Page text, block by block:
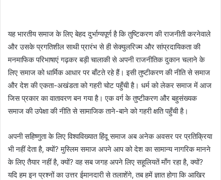
यह भारतीय समाज के लिए बेहद दुर्भाग्यपूर्ण है कि तुष्टिकरण की राजनीती करनेवाले
और उसके प्रगतिशील साथी प्रारंभ से ही सेक्युलरिज्म और सांप्रदायिकता की
मनमाफिक परिभाषाएं गढ़कर बड़ी चालाकी से अपनी राजनीतिक दुकान चलाने के
लिए समाज को धार्मिक आधार पर बाँटते रहे हैं। इसी तुष्टीकरण की नीति से समाज
और देश की एकता-अखंडता को गहरी चोट पहुँची है। धर्म को लेकर समाज में आज
जिस प्रकार का वातावरण बन गया है। एक वर्ग के तुष्टीकरण और बहुसंख्यक
समाज की उपेक्षा की नीति से सामाजिक ताने-बाने को गहरी क्षति पहुँची है।
अपनी सहिष्णुता के लिए विश्वविख्यात हिंदू समाज अब अनेक अवसर पर प्रतिक्रिया
भी नहीं देता है, क्यों? मुस्लिम समाज अपने आप को देश का सामान्य नागरिक मानने
के लिए तैयार नहीं है, क्यों? वह सब जगह अपने लिए सहूलियतें माँग रहा है, क्यों?
यदि हम इन प्रश्नों का उत्तर ईमानदारी से तलाशेंगे, तब हमें ज्ञात होगा कि आखिर